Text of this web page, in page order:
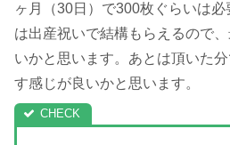
ヶ月（30日）で300枚ぐらいは
は出産祝いで結構もらえるので
いかと思います。あとは頂いた
す感じが良いかと思います。